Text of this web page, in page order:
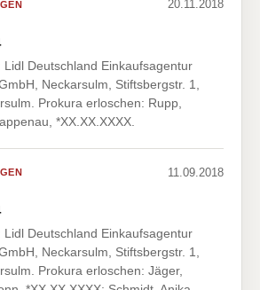
20.11.2018
Lidl Deutschland Einkaufsagentur
Neckarsulm, Stiftsbergstr. 1,
Prokura erloschen: Rupp,
*XX.XX.XXXX.
11.09.2018
Lidl Deutschland Einkaufsagentur
Neckarsulm, Stiftsbergstr. 1,
Prokura erloschen: Jäger,